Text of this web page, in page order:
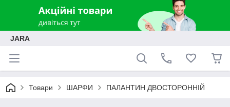
JARA
Товари ШАРФИ ПАЛАНТИН ДВОСТОРОННІЙ